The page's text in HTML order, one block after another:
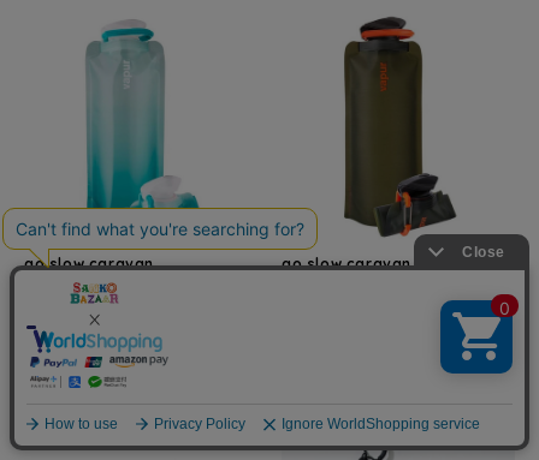
go slow caravan
VAPUR/ヴェイパー Anti-Bottle
¥2,640 (税込)
go slow caravan